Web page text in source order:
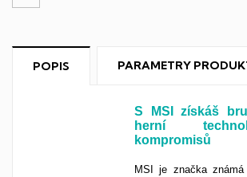
POPIS PARAMETRY
S MSI získáš
herní
kompromisů
MSI je značka